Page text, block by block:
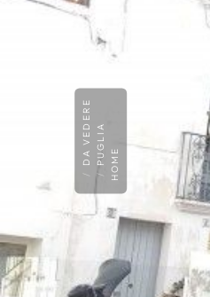
HOME
PUGLIA
DA VEDERE